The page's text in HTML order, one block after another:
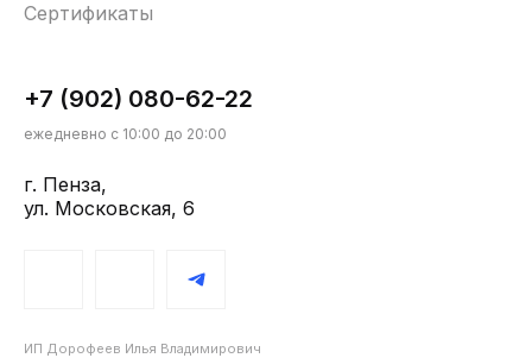
Сертификаты
+7 (902) 080-62-22
ежедневно с 10:00 до 20:00
г. Пенза,
ул. Московская, 6
ИП Дорофеев Илья Владимирович